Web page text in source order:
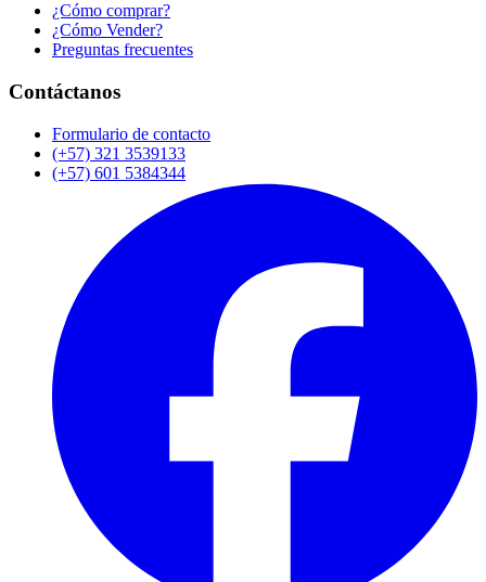
¿Cómo comprar?
¿Cómo Vender?
Preguntas frecuentes
Contáctanos
Formulario de contacto
(+57) 321 3539133
(+57) 601 5384344